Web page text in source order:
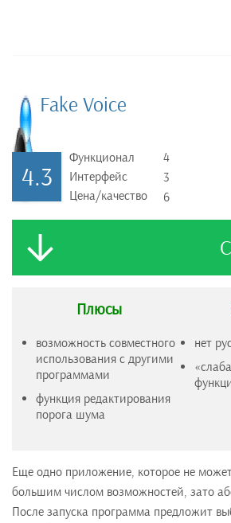
Fake Voice
4.3
Функционал
Интерфейс
Цена/качество
4
3
6
Плюсы
возможность совместного
использования с другими
программами
функция редактирования
порога шума
нет
Еще одно приложение, которое не
большим числом возможностей, зато
После запуска программа предложит